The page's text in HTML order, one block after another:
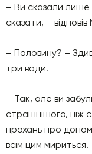
– Ви сказали лише
сказати, –
– Половину? –
три вади.
– Так, але ви
страшнішого, ніж
прохань про
всім цим мириться.